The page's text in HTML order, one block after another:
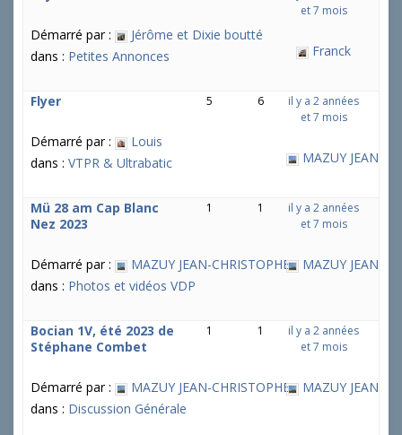
Démarré par :
Jérôme et Dixie boutté
dans : Petites Annonces
et 7 mois
Franck
Flyer
Démarré par :
Louis
dans : VTPR & Ultrabatic
5 6
il y a 2 années
et 7 mois
MAZUY JEAN-
Mü 28 am Cap Blanc
Nez 2023
Démarré par :
MAZUY JEAN-CHRISTOPHE
dans : Photos et vidéos VDP
1 1
il y a 2 années
et 7 mois
MAZUY JEAN-
Bocian 1V, été 2023 de
Stéphane Combet
Démarré par :
MAZUY JEAN-CHRISTOPHE
dans : Discussion Générale
1 1
il y a 2 années
et 7 mois
MAZUY JEAN-